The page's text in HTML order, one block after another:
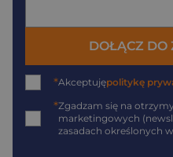
DOŁĄCZ DO
*Akceptujępolitykę
*Zgadzam się na
marketingowych
zasadach określonych w